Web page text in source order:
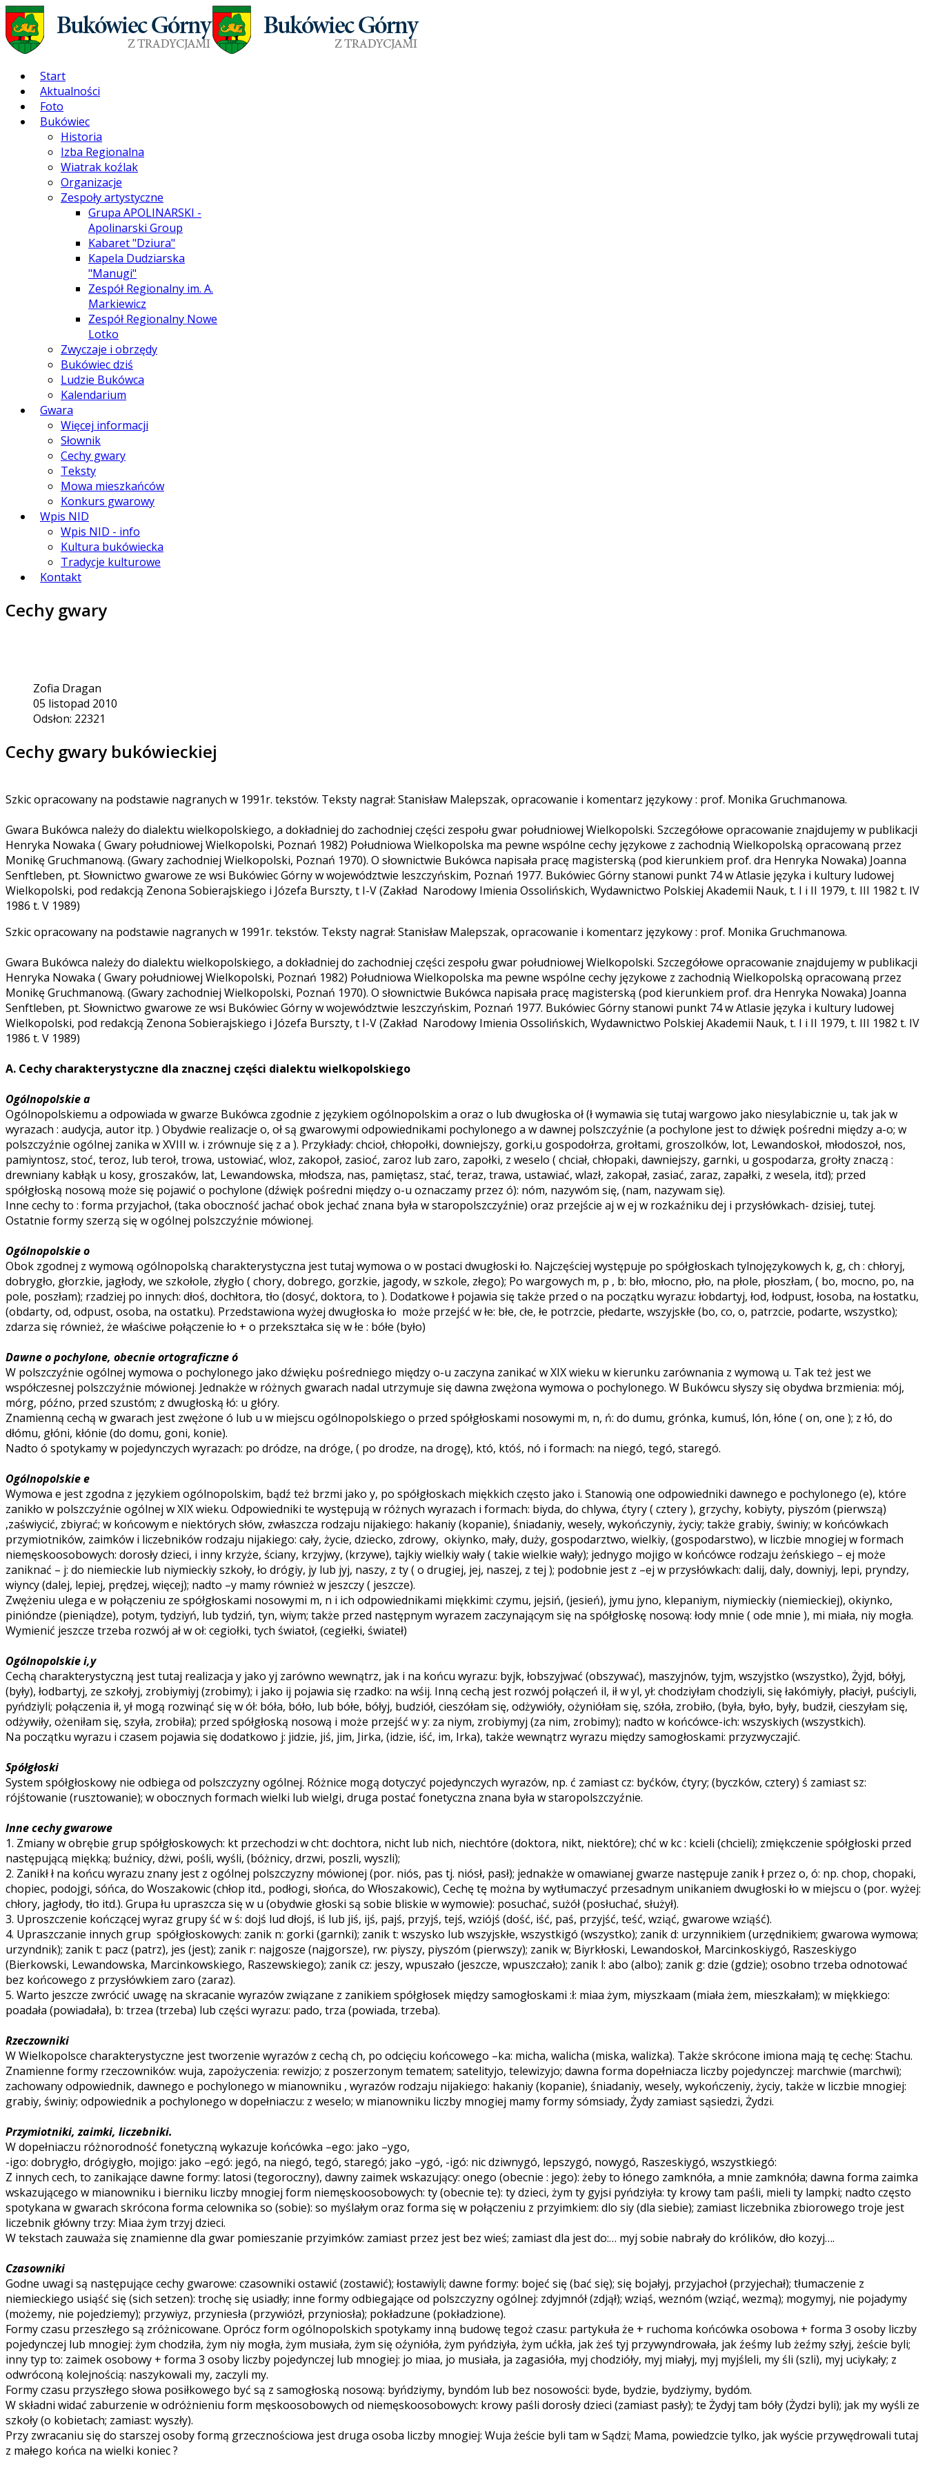
Start
Aktualności
Foto
Bukówiec
Historia
Izba Regionalna
Wiatrak koźlak
Organizacje
Zespoły artystyczne
Grupa APOLINARSKI -
Apolinarski Group
Kabaret "Dziura"
Kapela Dudziarska
"Manugi"
Zespół Regionalny im. A.
Markiewicz
Zespół Regionalny Nowe
Lotko
Zwyczaje i obrzędy
Bukówiec dziś
Ludzie Bukówca
Kalendarium
Gwara
Więcej informacji
Słownik
Cechy gwary
Teksty
Mowa mieszkańców
Konkurs gwarowy
Wpis NID
Wpis NID - info
Kultura bukówiecka
Tradycje kulturowe
Kontakt
Cechy gwary
Zofia Dragan
05 listopad 2010
Odsłon: 22321
Cechy gwary bukówieckiej
Szkic opracowany na podstawie nagranych w 1991r. tekstów. Teksty nagrał: Stanisław Malepszak, opracowanie i komentarz językowy : prof. Monika Gruchmanowa.
Gwara Bukówca należy do dialektu wielkopolskiego, a dokładniej do zachodniej części zespołu gwar południowej Wielkopolski. Szczegółowe opracowanie znajdujemy w publikacji
Henryka Nowaka ( Gwary południowej Wielkopolski, Poznań 1982) Południowa Wielkopolska ma pewne wspólne cechy językowe z zachodnią Wielkopolską opracowaną przez
Monikę Gruchmanową. (Gwary zachodniej Wielkopolski, Poznań 1970). O słownictwie Bukówca napisała pracę magisterską (pod kierunkiem prof. dra Henryka Nowaka) Joanna
Senftleben, pt. Słownictwo gwarowe ze wsi Bukówiec Górny w województwie leszczyńskim, Poznań 1977. Bukówiec Górny stanowi punkt 74 w Atlasie języka i kultury ludowej
Wielkopolski, pod redakcją Zenona Sobierajskiego i Józefa Burszty, t I-V (Zakład Narodowy Imienia Ossolińskich, Wydawnictwo Polskiej Akademii Nauk, t. I i II 1979, t. III 1982 t. IV
1986 t. V 1989)
Szkic opracowany na podstawie nagranych w 1991r. tekstów. Teksty nagrał: Stanisław Malepszak, opracowanie i komentarz językowy : prof. Monika Gruchmanowa.
Gwara Bukówca należy do dialektu wielkopolskiego, a dokładniej do zachodniej części zespołu gwar południowej Wielkopolski. Szczegółowe opracowanie znajdujemy w publikacji
Henryka Nowaka ( Gwary południowej Wielkopolski, Poznań 1982) Południowa Wielkopolska ma pewne wspólne cechy językowe z zachodnią Wielkopolską opracowaną przez
Monikę Gruchmanową. (Gwary zachodniej Wielkopolski, Poznań 1970). O słownictwie Bukówca napisała pracę magisterską (pod kierunkiem prof. dra Henryka Nowaka) Joanna
Senftleben, pt. Słownictwo gwarowe ze wsi Bukówiec Górny w województwie leszczyńskim, Poznań 1977. Bukówiec Górny stanowi punkt 74 w Atlasie języka i kultury ludowej
Wielkopolski, pod redakcją Zenona Sobierajskiego i Józefa Burszty, t I-V (Zakład Narodowy Imienia Ossolińskich, Wydawnictwo Polskiej Akademii Nauk, t. I i II 1979, t. III 1982 t. IV
1986 t. V 1989)
A. Cechy charakterystyczne dla znacznej części dialektu wielkopolskiego
Ogólnopolskie a
Ogólnopolskiemu a odpowiada w gwarze Bukówca zgodnie z językiem ogólnopolskim a oraz o lub dwugłoska oł (ł wymawia się tutaj wargowo jako niesylabicznie u, tak jak w
wyrazach : audycja, autor itp. ) Obydwie realizacje o, oł są gwarowymi odpowiednikami pochylonego a w dawnej polszczyźnie (a pochylone jest to dźwięk pośredni między a-o; w
polszczyźnie ogólnej zanika w XVIII w. i zrównuje się z a ). Przykłady: chcioł, chłopołki, downiejszy, gorki,u gospodołrza, grołtami, groszolków, lot, Lewandoskoł, młodoszoł, nos,
pamiyntosz, stoć, teroz, lub teroł, trowa, ustowiać, wloz, zakopoł, zasioć, zaroz lub zaro, zapołki, z weselo ( chciał, chłopaki, dawniejszy, garnki, u gospodarza, grołty znaczą :
drewniany kabłąk u kosy, groszaków, lat, Lewandowska, młodsza, nas, pamiętasz, stać, teraz, trawa, ustawiać, wlazł, zakopał, zasiać, zaraz, zapałki, z wesela, itd); przed
spółgłoską nosową może się pojawić o pochylone (dźwięk pośredni między o-u oznaczamy przez ó): nóm, nazywóm się, (nam, nazywam się).
Inne cechy to : forma przyjachoł, (taka oboczność jachać obok jechać znana była w staropolszczyźnie) oraz przejście aj w ej w rozkaźniku dej i przysłówkach- dzisiej, tutej.
Ostatnie formy szerzą się w ogólnej polszczyźnie mówionej.
Ogólnopolskie o
Obok zgodnej z wymową ogólnopolską charakterystyczna jest tutaj wymowa o w postaci dwugłoski ło. Najczęściej występuje po spółgłoskach tylnojęzykowych k, g, ch : chłoryj,
dobrygło, głorzkie, jagłody, we szkołole, złygło ( chory, dobrego, gorzkie, jagody, w szkole, złego); Po wargowych m, p , b: bło, młocno, pło, na płole, płoszłam, ( bo, mocno, po, na
pole, poszłam); rzadziej po innych: dłoś, dochłtora, tło (dosyć, doktora, to ). Dodatkowe ł pojawia się także przed o na początku wyrazu: łobdartyj, łod, łodpust, łosoba, na łostatku,
(obdarty, od, odpust, osoba, na ostatku). Przedstawiona wyżej dwugłoska ło może przejść w łe: błe, cłe, łe potrzcie, płedarte, wszyjskłe (bo, co, o, patrzcie, podarte, wszystko);
zdarza się również, że właściwe połączenie ło + o przekształca się w łe : bółe (było)
Dawne o pochylone, obecnie ortograficzne ó
W polszczyźnie ogólnej wymowa o pochylonego jako dźwięku pośredniego między o-u zaczyna zanikać w XIX wieku w kierunku zarównania z wymową u. Tak też jest we
współczesnej polszczyźnie mówionej. Jednakże w różnych gwarach nadal utrzymuje się dawna zwężona wymowa o pochylonego. W Bukówcu słyszy się obydwa brzmienia: mój,
mórg, późno, przed szustóm; z dwugłoską łó: u głóry.
Znamienną cechą w gwarach jest zwężone ó lub u w miejscu ogólnopolskiego o przed spółgłoskami nosowymi m, n, ń: do dumu, grónka, kumuś, lón, łóne ( on, one ); z łó, do
dłómu, głóni, kłónie (do domu, goni, konie).
Nadto ó spotykamy w pojedynczych wyrazach: po dródze, na dróge, ( po drodze, na drogę), któ, któś, nó i formach: na niegó, tegó, staregó.
Ogólnopolskie e
Wymowa e jest zgodna z językiem ogólnopolskim, bądź też brzmi jako y, po spółgłoskach miękkich często jako i. Stanowią one odpowiedniki dawnego e pochylonego (e), które
zanikło w polszczyźnie ogólnej w XIX wieku. Odpowiedniki te występują w różnych wyrazach i formach: biyda, do chlywa, ćtyry ( cztery ), grzychy, kobiyty, piyszóm (pierwszą)
,zaświycić, zbiyrać; w końcowym e niektórych słów, zwłaszcza rodzaju nijakiego: hakaniy (kopanie), śniadaniy, wesely, wykończyniy, życiy; także grabiy, świniy; w końcówkach
przymiotników, zaimków i liczebników rodzaju nijakiego: cały, życie, dziecko, zdrowy, okiynko, mały, duży, gospodarztwo, wielkiy, (gospodarstwo), w liczbie mnogiej w formach
niemęskoosobowych: dorosły dzieci, i inny krzyże, ściany, krzyjwy, (krzywe), tajkiy wielkiy wały ( takie wielkie wały); jednygo mojigo w końcówce rodzaju żeńskiego – ej może
zaniknać – j: do niemieckie lub niymieckiy szkoły, ło drógiy, jy lub jyj, naszy, z ty ( o drugiej, jej, naszej, z tej ); podobnie jest z –ej w przysłówkach: dalij, daly, downiyj, lepi, pryndzy,
wiyncy (dalej, lepiej, prędzej, więcej); nadto –y mamy również w jeszczy ( jeszcze).
Zwężeniu ulega e w połączeniu ze spółgłoskami nosowymi m, n i ich odpowiednikami miękkimi: czymu, jejsiń, (jesień), jymu jyno, klepaniym, niymieckiy (niemieckiej), okiynko,
pinióndze (pieniądze), potym, tydziyń, lub tydziń, tyn, wiym; także przed następnym wyrazem zaczynającym się na spółgłoskę nosową: łody mnie ( ode mnie ), mi miała, niy mogła.
Wymienić jeszcze trzeba rozwój ał w oł: cegiołki, tych światoł, (cegiełki, świateł)
Ogólnopolskie i,y
Cechą charakterystyczną jest tutaj realizacja y jako yj zarówno wewnątrz, jak i na końcu wyrazu: byjk, łobszyjwać (obszywać), maszyjnów, tyjm, wszyjstko (wszystko), Żyjd, bółyj,
(były), łodbartyj, ze szkołyj, zrobiymiyj (zrobimy); i jako ij pojawia się rzadko: na wśij. Inną cechą jest rozwój połączeń il, ił w yl, ył: chodziyłam chodziyli, się łakómiyły, płaciył, puściyli,
pyńdziyli; połączenia ił, ył mogą rozwinąć się w ół: bóła, bóło, lub bółe, bółyj, budziół, cieszółam się, odżywióły, ożyniółam się, szóła, zrobiło, (była, było, były, budził, cieszyłam się,
odżywiły, ożeniłam się, szyła, zrobiła); przed spółgłoską nosową i może przejść w y: za niym, zrobiymyj (za nim, zrobimy); nadto w końcówce-ich: wszyskiych (wszystkich).
Na początku wyrazu i czasem pojawia się dodatkowo j: jidzie, jiś, jim, Jirka, (idzie, iść, im, Irka), także wewnątrz wyrazu między samogłoskami: przyzwyczajić.
Spółgłoski
System spółgłoskowy nie odbiega od polszczyzny ogólnej. Różnice mogą dotyczyć pojedynczych wyrazów, np. ć zamiast cz: byćków, ćtyry; (byczków, cztery) ś zamiast sz:
rójśtowanie (rusztowanie); w obocznych formach wielki lub wielgi, druga postać fonetyczna znana była w staropolszczyźnie.
Inne cechy gwarowe
1. Zmiany w obrębie grup spółgłoskowych: kt przechodzi w cht: dochtora, nicht lub nich, niechtóre (doktora, nikt, niektóre); chć w kc : kcieli (chcieli); zmiękczenie spółgłoski przed
następującą miękką; buźnicy, dżwi, pośli, wyśli, (bóżnicy, drzwi, poszli, wyszli);
2. Zanikł ł na końcu wyrazu znany jest z ogólnej polszczyzny mówionej (por. niós, pas tj. niósł, pasł); jednakże w omawianej gwarze następuje zanik ł przez o, ó: np. chop, chopaki,
chopiec, podojgi, sóńca, do Woszakowic (chłop itd., podłogi, słońca, do Włoszakowic), Cechę tę można by wytłumaczyć przesadnym unikaniem dwugłoski ło w miejscu o (por. wyżej:
chłory, jagłody, tło itd.). Grupa łu upraszcza się w u (obydwie głoski są sobie bliskie w wymowie): posuchać, sużół (posłuchać, służył).
3. Uproszczenie kończącej wyraz grupy ść w ś: dojś lud dłojś, iś lub jiś, ijś, pajś, przyjś, tejś, wziójś (dość, iść, paś, przyjść, teść, wziąć, gwarowe wziąść).
4. Upraszczanie innych grup spółgłoskowych: zanik n: gorki (garnki); zanik t: wszysko lub wszyjskłe, wszystkigó (wszystko); zanik d: urzynnikiem (urzędnikiem; gwarowa wymowa;
urzyndnik); zanik t: pacz (patrz), jes (jest); zanik r: najgosze (najgorsze), rw: piyszy, piyszóm (pierwszy); zanik w; Biyrkłoski, Lewandoskoł, Marcinkoskiygó, Raszeskiygo
(Bierkowski, Lewandowska, Marcinkowskiego, Raszewskiego); zanik cz: jeszy, wpuszało (jeszcze, wpuszczało); zanik l: abo (albo); zanik g: dzie (gdzie); osobno trzeba odnotować
bez końcowego z przysłówkiem zaro (zaraz).
5. Warto jeszcze zwrócić uwagę na skracanie wyrazów związane z zanikiem spółgłosek między samogłoskami :ł: miaa żym, miyszkaam (miała żem, mieszkałam); w miękkiego:
poadała (powiadała), b: trzea (trzeba) lub części wyrazu: pado, trza (powiada, trzeba).
Rzeczowniki
W Wielkopolsce charakterystyczne jest tworzenie wyrazów z cechą ch, po odcięciu końcowego –ka: micha, walicha (miska, walizka). Także skrócone imiona mają tę cechę: Stachu.
Znamienne formy rzeczowników: wuja, zapożyczenia: rewizjo; z poszerzonym tematem; satelityjo, telewizyjo; dawna forma dopełniacza liczby pojedynczej: marchwie (marchwi);
zachowany odpowiednik, dawnego e pochylonego w mianowniku , wyrazów rodzaju nijakiego: hakaniy (kopanie), śniadaniy, wesely, wykończeniy, życiy, także w liczbie mnogiej:
grabiy, świniy; odpowiednik a pochylonego w dopełniaczu: z weselo; w mianowniku liczby mnogiej mamy formy sómsiady, Żydy zamiast sąsiedzi, Żydzi.
Przymiotniki, zaimki, liczebniki.
W dopełniaczu różnorodność fonetyczną wykazuje końcówka –ego: jako –ygo,
-igo: dobrygło, drógiygło, mojigo: jako –egó: jegó, na niegó, tegó, staregó; jako –ygó, -igó: nic dziwnygó, lepszygó, nowygó, Raszeskiygó, wszystkiegó:
Z innych cech, to zanikające dawne formy: latosi (tegoroczny), dawny zaimek wskazujący: onego (obecnie : jego): żeby to łónego zamknóła, a mnie zamknóła; dawna forma zaimka
wskazującego w mianowniku i bierniku liczby mnogiej form niemęskoosobowych: ty (obecnie te): ty dzieci, żym ty gyjsi pyńdziyła: ty krowy tam paśli, mieli ty lampki; nadto często
spotykana w gwarach skrócona forma celownika so (sobie): so myślałym oraz forma się w połączeniu z przyimkiem: dlo siy (dla siebie); zamiast liczebnika zbiorowego troje jest
liczebnik główny trzy: Miaa żym trzyj dzieci.
W tekstach zauważa się znamienne dla gwar pomieszanie przyimków: zamiast przez jest bez wieś; zamiast dla jest do:… myj sobie nabrały do królików, dło kozyj….
Czasowniki
Godne uwagi są następujące cechy gwarowe: czasowniki ostawić (zostawić); łostawiyli; dawne formy: bojeć się (bać się); się bojałyj, przyjachoł (przyjechał); tłumaczenie z
niemieckiego usiąść się (sich setzen): trochę się usiadły; inne formy odbiegające od polszczyzny ogólnej: zdyjmnół (zdjął); wziąś, weznóm (wziąć, wezmą); mogymyj, nie pojadymy
(możemy, nie pojedziemy); przywiyz, przyniesła (przywiózł, przyniosła); pokładzune (pokładzione).
Formy czasu przeszłego są zróżnicowane. Oprócz form ogólnopolskich spotykamy inną budowę tegoż czasu: partykuła że + ruchoma końcówka osobowa + forma 3 osoby liczby
pojedynczej lub mnogiej: żym chodziła, żym niy mogła, żym musiała, żym się oźynióła, żym pyńdziyła, żym ućkła, jak żeś tyj przywyndrowała, jak źeśmy lub żeźmy szłyj, żeście byli;
inny typ to: zaimek osobowy + forma 3 osoby liczby pojedynczej lub mnogiej: jo miaa, jo musiała, ja zagasióła, myj chodzióły, myj miałyj, myj myjśleli, my śli (szli), myj uciykały; z
odwróconą kolejnością: naszykowali my, zaczyli my.
Formy czasu przyszłego słowa posiłkowego być są z samogłoską nosową: byńdziymy, byndóm lub bez nosowości: byde, bydzie, bydziymy, bydóm.
W składni widać zaburzenie w odróżnieniu form męskoosobowych od niemęskoosobowych: krowy paśli dorosły dzieci (zamiast pasły); te Żydyj tam bóły (Żydzi byli); jak my wyśli ze
szkoły (o kobietach; zamiast: wyszły).
Przy zwracaniu się do starszej osoby formą grzecznościowa jest druga osoba liczby mnogiej: Wuja żeście byli tam w Sądzi; Mama, powiedzcie tylko, jak wyście przywędrowali tutaj
z małego końca na wielki koniec ?